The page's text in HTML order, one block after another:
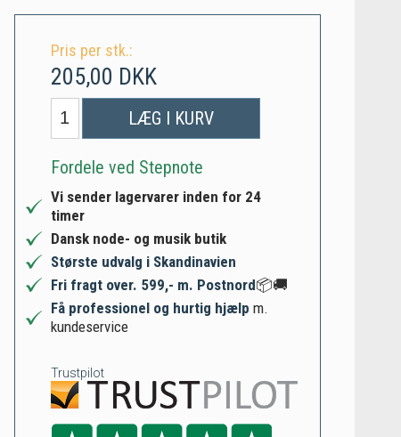
Pris per stk.:
205,00 DKK
LÆG I KURV
Fordele ved Stepnote
Vi sender lagervarer inden for 24
timer
Dansk node- og musik butik
Største udvalg i Skandinavien
Fri fragt over. 599,- m. Postnord📦🚚
Få professionel og hurtig hjælp m.
kundeservice
Trustpilot